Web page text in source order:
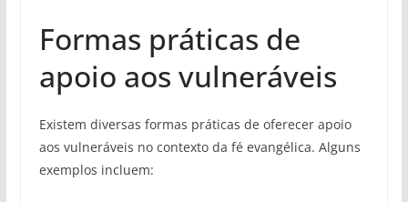
Formas práticas de
apoio aos vulneráveis
Existem diversas formas práticas de oferecer apoio
aos vulneráveis no contexto da fé evangélica. Alguns
exemplos incluem: